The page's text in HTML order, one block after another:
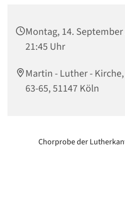
Montag, 14. September
21:45 Uhr
Martin - Luther -
63-65, 51147 Köln
Chorprobe der